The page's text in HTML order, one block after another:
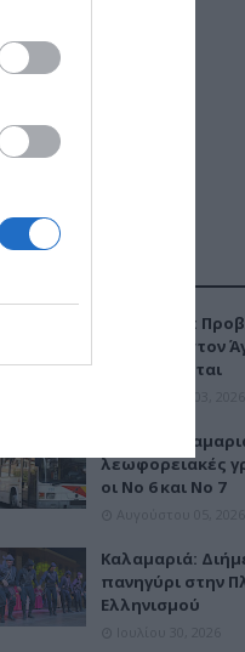
Καλαμαριά:
την Τρίτη στον
επηρεάζονται
Μετρό
λεωφορειακές
οι Νο 6 και Νο 7
Καλαμαριά:
πανηγύρι στην
Ελληνισμού